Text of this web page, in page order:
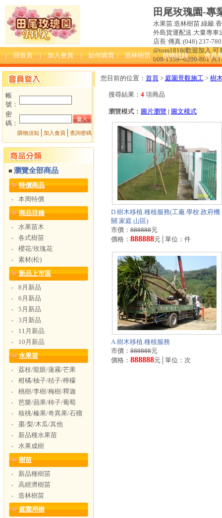
田尾玫瑰園-專
水果苗.造林樹苗.綠籬.
外島貨運配送.大量專車
店長˙傳真:(048) 237-
@tom1818(歡迎加入.
008-1359--0200-801 共
| 回首頁 | 加入會員 | 如何購買 | 造林樹苗 | 植物目錄 | 會員
帳
號：
密
碼：
購物須知 加入會員 查詢密碼
■ 瀏覽全部商品
特價商品
‧
本周特價
商品目錄
‧
水果苗木
‧
各式樹苗
‧
櫻花/玫瑰花
‧
素材(松)
新品上市區
‧
8月新品
‧
6月新品
‧
5月新品
‧
3月新品
‧
11月新品
‧
10月新品
水果苗
‧
荔枝/龍眼/蓮霧/芒果
‧
柑橘/柚子/桔子/檸檬
‧
桃樹/李樹/梅樹/釋迦
‧
芭樂/蘋果/柿子/葡萄
‧
核桃/榛果/奇異果/石榴
‧
棗/梨/木瓜/其他
‧
新品種水果苗
‧
水果成樹
樹苗
‧
新品種樹苗
‧
高經濟樹苗
‧
造林樹苗
庭園用樹
您目前的位置： 首頁> 庭園景觀施工> 樹
搜尋結果： 4 項商品
瀏覽模式： 圖片瀏覽 | 圖文模式
D.樹木移植.種植服務(工廠.學校.政府機
關.家庭.山區)
市價： 888888元
價格： 888888元│單位：件
A.樹木移植.種植服務
市價： 888888元
價格： 888888元│單位：次